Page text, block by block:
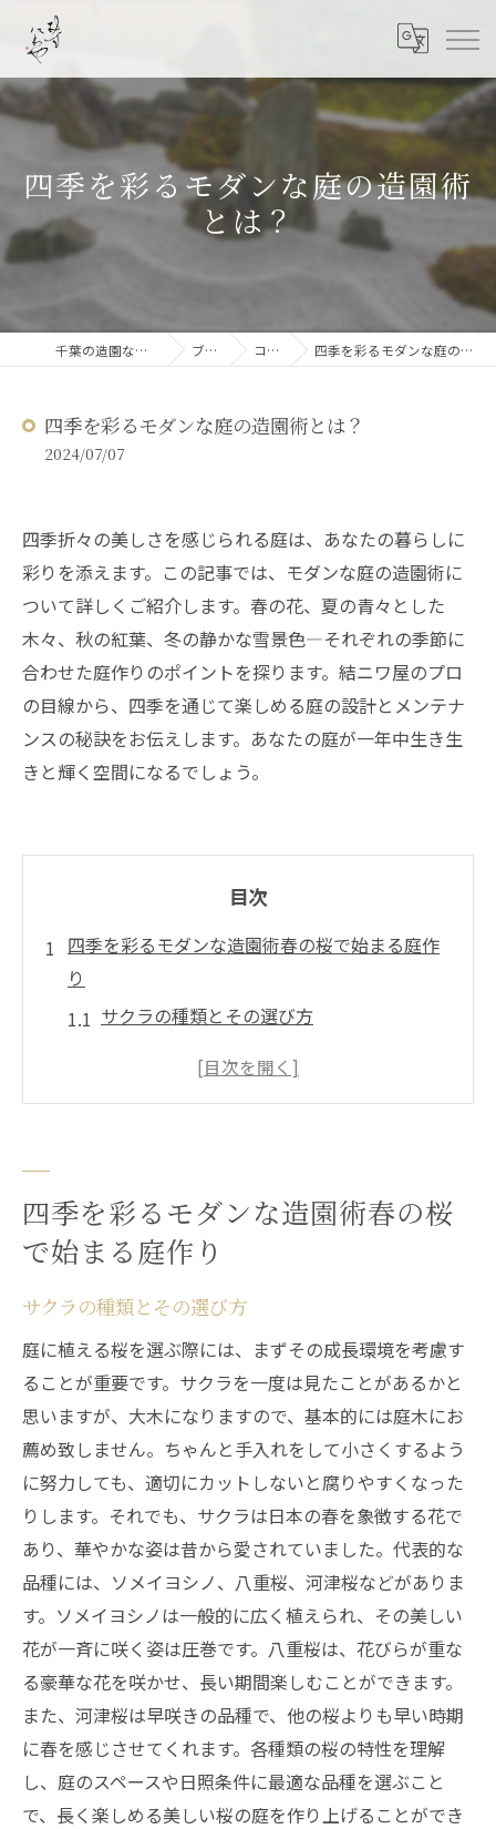
四季を彩るモダンな庭の造園術
とは？
千葉の造園なら結ニワ屋 ブログ コラム 四季を彩るモダンな庭の造園術とは？
四季を彩るモダンな庭の造園術とは？
2024/07/07
四季折々の美しさを感じられる庭は、あなたの暮らしに
彩りを添えます。この記事では、モダンな庭の造園術に
ついて詳しくご紹介します。春の花、夏の青々とした
木々、秋の紅葉、冬の静かな雪景色—それぞれの季節に
合わせた庭作りのポイントを探ります。結ニワ屋のプロ
の目線から、四季を通じて楽しめる庭の設計とメンテナ
ンスの秘訣をお伝えします。あなたの庭が一年中生き生
きと輝く空間になるでしょう。
目次
四季を彩るモダンな造園術春の桜で始まる庭作
り
サクラの種類とその選び方
春を感じる花々の配置術
春の訪れを楽しむための照明デザイン
夏の涼しさを生かした造園のコツ青々とした
夏の庭に適した木々の選定
涼しげな影を作る配置技術
水辺の設計で涼を感じる庭
夏の花々で庭を彩る方法
夏の庭を快適に保つためのメンテナンス
夜の庭を楽しむためのライトアップ
秋の紅葉でお庭に温かみ四季を感じる造園の方
法
紅葉を楽しむための木々の配置
秋の風景を引き立てる植物選び
秋らしい色合いの取り入れ方
秋の庭を美しく保つメンテナンス
落ち葉を活かした庭のデザイン
秋の夜長を楽しむための照明アイデア
四季を彩るモダンな造園術春の桜
で始まる庭作り
サクラの種類とその選び方
庭に植える桜を選ぶ際には、まずその成長環境を考慮す
ることが重要です。サクラを一度は見たことがあるかと
思いますが、大木になりますので、基本的には庭木にお
薦め致しません。ちゃんと手入れをして小さくするよう
に努力しても、適切にカットしないと腐りやすくなった
りします。それでも、サクラは日本の春を象徴する花で
あり、華やかな姿は昔から愛されていました。代表的な
品種には、ソメイヨシノ、八重桜、河津桜などがありま
す。ソメイヨシノは一般的に広く植えられ、その美しい
花が一斉に咲く姿は圧巻です。八重桜は、花びらが重な
る豪華な花を咲かせ、長い期間楽しむことができます。
また、河津桜は早咲きの品種で、他の桜よりも早い時期
に春を感じさせてくれます。各種類の桜の特性を理解
し、庭のスペースや日照条件に最適な品種を選ぶこと
で、長く楽しめる美しい桜の庭を作り上げることができ